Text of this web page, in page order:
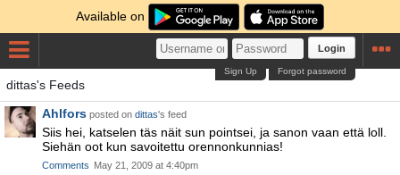
Available on
Login
Forgot password
Sign Up
dittas's Feeds
Ahlfors posted on dittas's feed
Siis hei, katselen täs näit sun pointsei, ja sanon vaan että loll.
Siehän oot kun savoitettu orennonkunnias!
Comments May 21, 2009 at 4:40pm